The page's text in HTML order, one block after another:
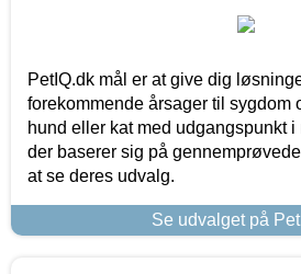
PetIQ.dk mål er at give dig
forekommende årsager til sygdom
hund eller kat med udgangspunkt
der baserer sig på
at se deres udvalg.
Se udvalget på